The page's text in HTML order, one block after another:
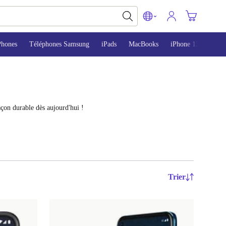
Téléphones Samsung iPads MacBooks iPhone 13
durable dès aujourd'hui !
Trier